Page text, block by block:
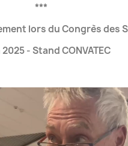
***
lors du Congrès des
- Stand CONVATEC